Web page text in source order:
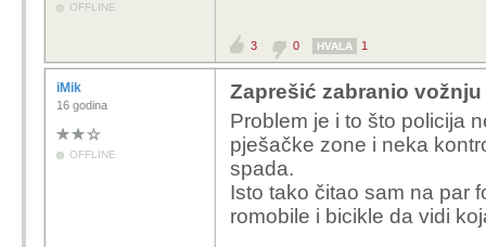
OFFLINE
3 0 HVALA 1
iMik
16 godina
OFFLINE
Zaprešić zabranio
Problem je i to što policija
pješačke zone i neka
spada.
Isto tako čitao sam na par
romobile i bicikle da vidi